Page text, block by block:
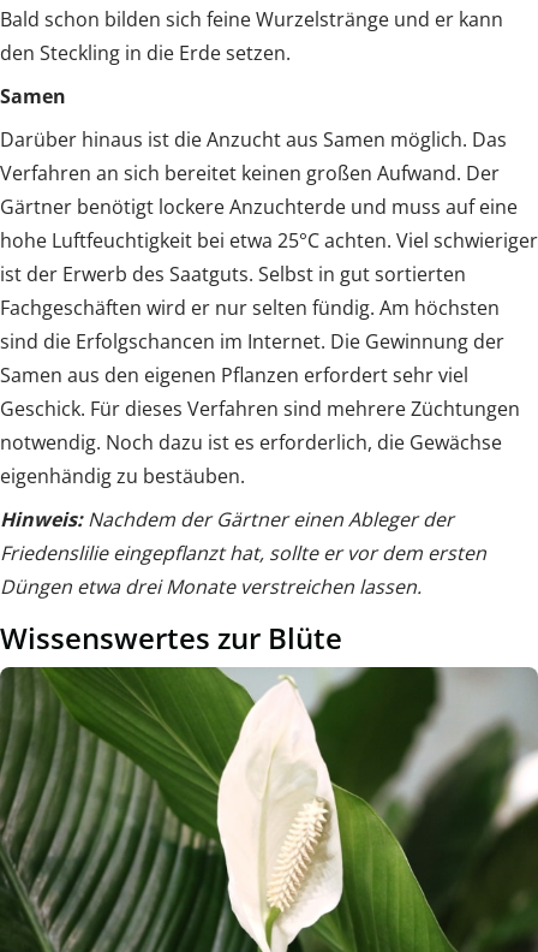
Bald schon bilden sich feine Wurzelstränge und er kann
den Steckling in die Erde setzen.
Samen
Darüber hinaus ist die Anzucht aus Samen möglich. Das
Verfahren an sich bereitet keinen großen Aufwand. Der
Gärtner benötigt lockere Anzuchterde und muss auf eine
hohe Luftfeuchtigkeit bei etwa 25°C achten. Viel schwieriger
ist der Erwerb des Saatguts. Selbst in gut sortierten
Fachgeschäften wird er nur selten fündig. Am höchsten
sind die Erfolgschancen im Internet. Die Gewinnung der
Samen aus den eigenen Pflanzen erfordert sehr viel
Geschick. Für dieses Verfahren sind mehrere Züchtungen
notwendig. Noch dazu ist es erforderlich, die Gewächse
eigenhändig zu bestäuben.
Hinweis:Nachdem der Gärtner einen Ableger der
Friedenslilie eingepflanzt hat, sollte er vor dem ersten
Düngen etwa drei Monate verstreichen lassen.
Wissenswertes zur Blüte